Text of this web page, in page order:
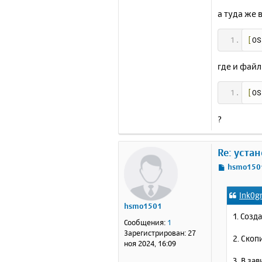
а туда же
где и файл
?
hsmo1501
Сообщения: 1
Зарегистрирован: 27
ноя 2024, 16:09
Re:
С
о
б
1.
2.